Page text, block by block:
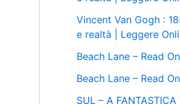
Vincent Van Gogh :
e realtà | Leggere
Beach Lane – Read
Beach Lane – Read
SUL – A FANTASTICA